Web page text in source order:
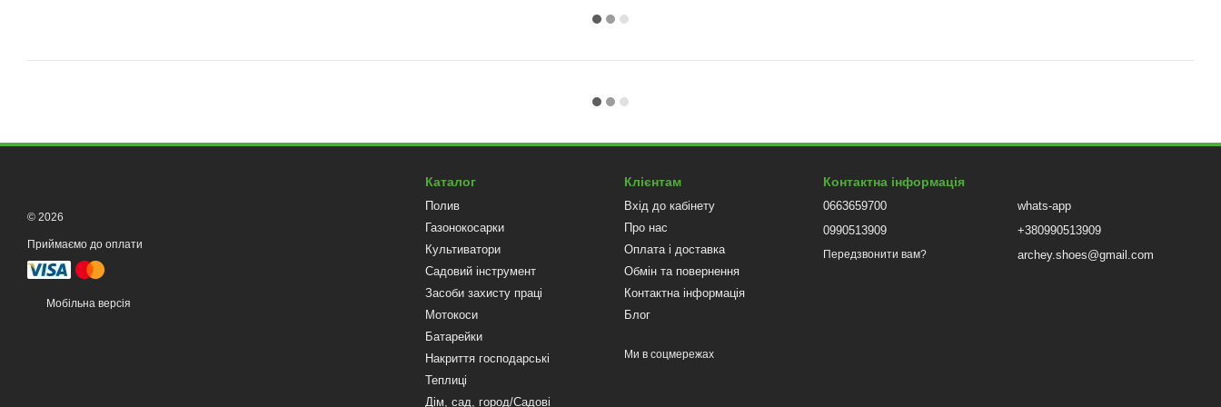
© 2026
Приймаємо до оплати
Мобільна версія
Каталог
Полив
Газонокосарки
Культиватори
Садовий інструмент
Засоби захисту праці
Мотокоси
Батарейки
Накриття господарські
Теплиці
Дім, сад, город/Садові
Клієнтам
Вхід до кабінету
Про нас
Оплата і доставка
Обмін та повернення
Контактна інформація
Блог
Ми в соцмережах
Контактна інформація
0663659700
0990513909
Передзвонити вам?
whats-app
+380990513909
archey.shoes@gmail.com